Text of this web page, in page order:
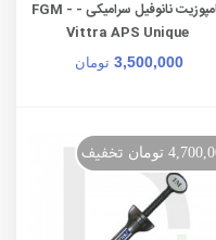
کامپوزیت نانوفیل سرامیکی - FGM -
Vittra APS Unique
3,500,000 تومان
تومان تخفیف